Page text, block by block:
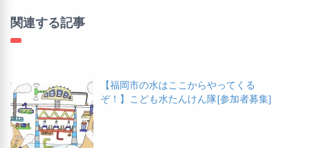
関連する記事
【福岡市の水はここからやってくる
ぞ！】こども水たんけん隊[参加者募集]